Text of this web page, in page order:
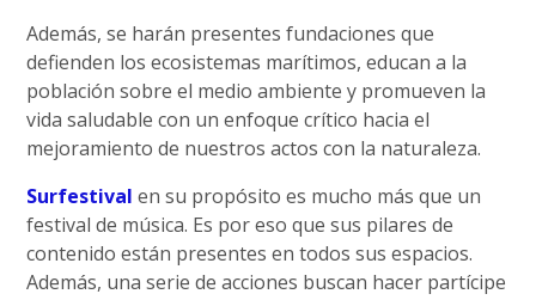
Además, se harán presentes fundaciones que
defienden los ecosistemas marítimos, educan a la
población sobre el medio ambiente y promueven la
vida saludable con un enfoque crítico hacia el
mejoramiento de nuestros actos con la naturaleza.
Surfestival en su propósito es mucho más que un
festival de música. Es por eso que sus pilares de
contenido están presentes en todos sus espacios.
Además, una serie de acciones buscan hacer partícipe